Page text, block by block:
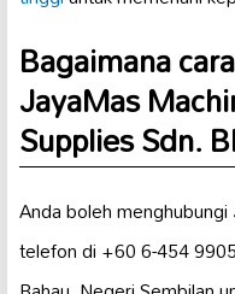
Bagaimana
JayaMas
Supplies Sdn.
Anda boleh
telefon di +60 6-454